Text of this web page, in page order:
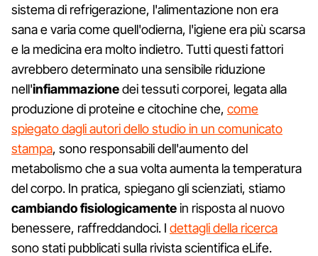
sistema di refrigerazione, l'alimentazione non era
sana e varia come quell'odierna, l'igiene era più scarsa
e la medicina era molto indietro. Tutti questi fattori
avrebbero determinato una sensibile riduzione
nell'infiammazionedei tessuti corporei, legata alla
produzione di proteine e citochine che, come
spiegato dagli autori dello studio in un comunicato
stampa, sono responsabili dell'aumento del
metabolismo che a sua volta aumenta la temperatura
del corpo. In pratica, spiegano gli scienziati, stiamo
cambiando fisiologicamentein risposta al nuovo
benessere, raffreddandoci. I dettagli della ricerca
sono stati pubblicati sulla rivista scientifica eLife.